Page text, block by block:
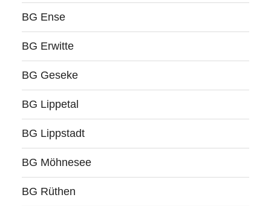
BG Ense
BG Erwitte
BG Geseke
BG Lippetal
BG Lippstadt
BG Möhnesee
BG Rüthen